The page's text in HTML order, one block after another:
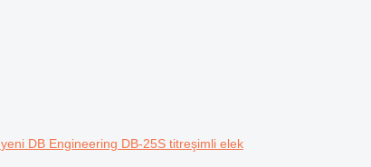
yeni DB Engineering DB-25S titreşimli elek